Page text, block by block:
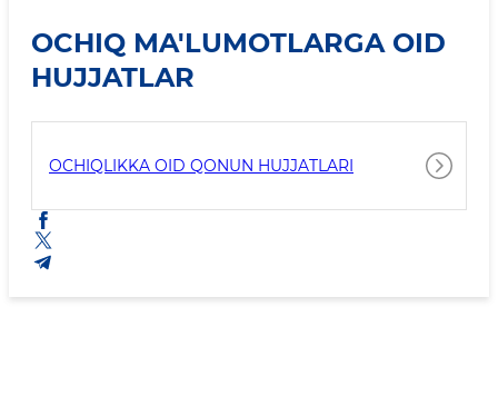
OCHIQ MA'LUMOTLARGA OID
HUJJATLAR
OCHIQLIKKA OID QONUN HUJJATLARI